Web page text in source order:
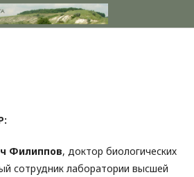
Филиппов, доктор биологических
сотрудник лаборатории высшей